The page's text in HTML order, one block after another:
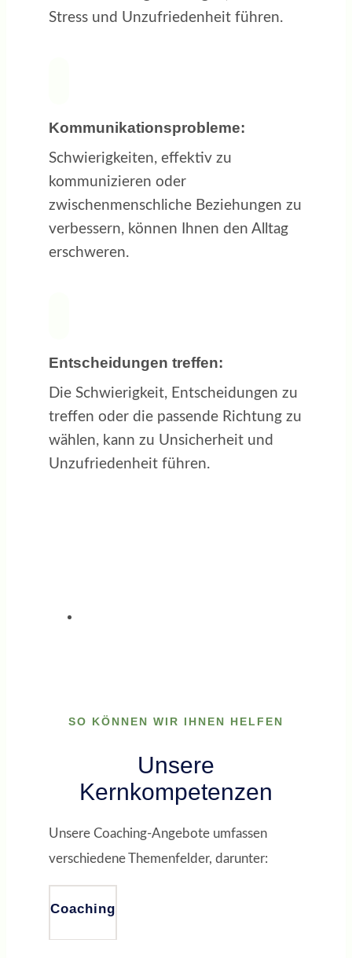
Stress und Unzufriedenheit führen.
Kommunikationsprobleme:
Schwierigkeiten, effektiv zu
kommunizieren oder
zwischenmenschliche Beziehungen zu
verbessern, können Ihnen den Alltag
erschweren.
Entscheidungen treffen:
Die Schwierigkeit, Entscheidungen zu
treffen oder die passende Richtung zu
wählen, kann zu Unsicherheit und
Unzufriedenheit führen.
SO KÖNNEN WIR IHNEN HELFEN
Unsere
Kernkompetenzen
Unsere Coaching-Angebote umfassen
verschiedene Themenfelder, darunter:
Coaching